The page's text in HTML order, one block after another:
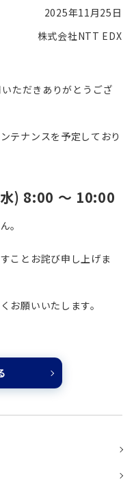
2025年11月25日
株式会社NTT EDX
ただきありがとうござ
テナンスを予定しており
) 8:00 ～ 10:00
。
ことお詫び申し上げま
お願いいたします。